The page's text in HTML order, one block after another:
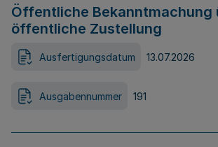
Öffentliche Bekanntmachung
öffentliche Zustellung
Ausfertigungsdatum 13.07.2026
Ausgabennummer 191